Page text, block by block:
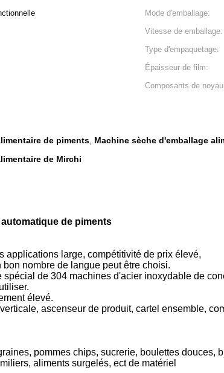
Mode d'emballage:
Vitesse de emballage:
Type d'empaquetage:
Épaisseur de film:
Composants de
de piments, Machine sèche d'emballage
de Mirchi
de piments
applications large, compétitivité de prix élevé,
nombre de langue peut être choisi.
de 304 machines d'acier inoxydable de
élevé.
ascenseur de produit, cartel ensemble,
pommes chips, sucrerie, boulettes douces,
aliments surgelés, ect de matériel